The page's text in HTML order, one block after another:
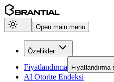
Open main menu
Özellikler
Fiyatlandırma Fiyatlandırma
AI Otorite Endeksi